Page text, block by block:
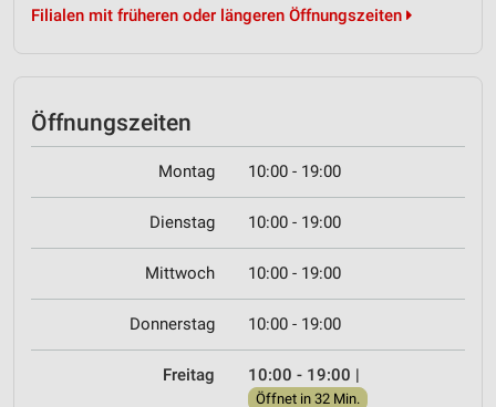
Filialen mit früheren oder längeren Öffnungszeiten
Öffnungszeiten
Montag 10:00 - 19:00
Dienstag 10:00 - 19:00
Mittwoch 10:00 - 19:00
Donnerstag 10:00 - 19:00
Freitag 10:00 - 19:00 |
Öffnet in 32 Min.